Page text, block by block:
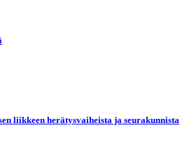
liikkeen herätysvaiheista ja seurakunnista